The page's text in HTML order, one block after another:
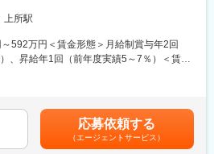
ジメント研修
グ型中期経営計画策定プロジェクト
志向」「当事者意識」「成長志向」…自己
要素が多い人材が集結。
タートし、法人・個人の税務申告や決算業
分析、顧問先への定期訪問、経営課題解
務を担当していただきます。
担当し、訪問を通じて税務・会計分野の相
上所駅
592万円＜賃金形態＞月給制賞与年2回
、昇給年1回（前年度実績5～7％）＜賃金
額であり、選考を通じて上下する可能性が
は固定手当を含めた表記です。
応募依頼する
（エージェントサービス）